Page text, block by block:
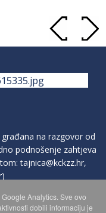
na razgovor od
podnošenje zahtjeva
tajnica@kckzz.hr,
)
Analytics. Sve ovo
dobili informaciju je